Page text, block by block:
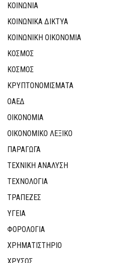
ΚΟΙΝΩΝΙΑ
ΚΟΙΝΩΝΙΚΆ ΔΊΚΤΥΑ
ΚΟΙΝΩΝΙΚΉ ΟΙΚΟΝΟΜΊΑ
ΚΟΣΜΟΣ
ΚΟΣΜΟΣ
ΚΡΥΠΤΟΝΟΜΊΣΜΑΤΑ
ΟΑΕΔ
ΟΙΚΟΝΟΜΙΑ
ΟΙΚΟΝΟΜΙΚΟ ΛΕΞΙΚΟ
ΠΑΡΑΓΩΓΑ
ΤΕΧΝΙΚΗ ΑΝΑΛΥΣΗ
ΤΕΧΝΟΛΟΓΙΑ
ΤΡΆΠΕΖΕΣ
ΥΓΕΙΑ
ΦΟΡΟΛΟΓΙΑ
ΧΡΗΜΑΤΙΣΤΗΡΙΟ